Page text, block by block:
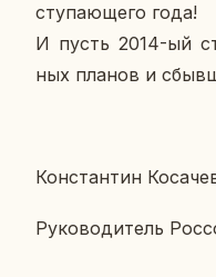
сту­па­ю­ще­го года!
И пусть 2014-ый
ных планов и
Кон­стан­тин
Ру­ко­во­ди­тель